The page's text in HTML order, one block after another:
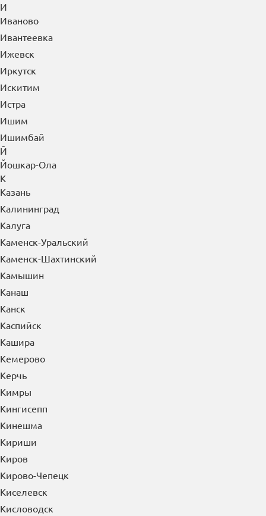
И
Иваново
Ивантеевка
Ижевск
Иркутск
Искитим
Истра
Ишим
Ишимбай
Й
Йошкар-Ола
К
Казань
Калининград
Калуга
Каменск-Уральский
Каменск-Шахтинский
Камышин
Канаш
Канск
Каспийск
Кашира
Кемерово
Керчь
Кимры
Кингисепп
Кинешма
Кириши
Киров
Кирово-Чепецк
Киселевск
Кисловодск